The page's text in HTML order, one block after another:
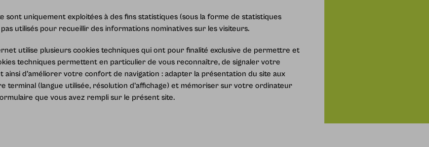
sont uniquement exploitées à des fins statistiques (sous la forme de statistiques
utilisés pour recueillir des informations nominatives sur les visiteurs.
utilise plusieurs cookies techniques qui ont pour finalité exclusive de permettre et
techniques permettent en particulier de vous reconnaître, de signaler votre
ainsi d’améliorer votre confort de navigation : adapter la présentation du site aux
terminal (langue utilisée, résolution d’affichage) et mémoriser sur votre ordinateur
que vous avez rempli sur le présent site.